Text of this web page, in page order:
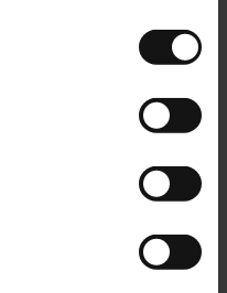
More than a Moment Jute
In den Warenkorb